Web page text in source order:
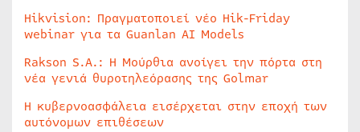
Hikvision: Πραγματοποιεί νέο Hik-Friday
webinar για τα Guanlan AI Models
Rakson S.A.: Η Μούρθια ανοίγει την πόρτα στη
νέα γενιά θυροτηλεόρασης της Golmar
Η κυβερνοασφάλεια εισέρχεται στην εποχή των
αυτόνομων επιθέσεων